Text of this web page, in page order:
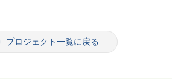
プロジェクト一覧に戻る